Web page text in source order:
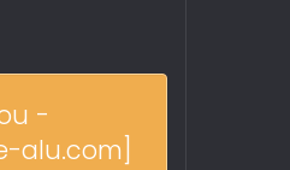
-
alu.com]